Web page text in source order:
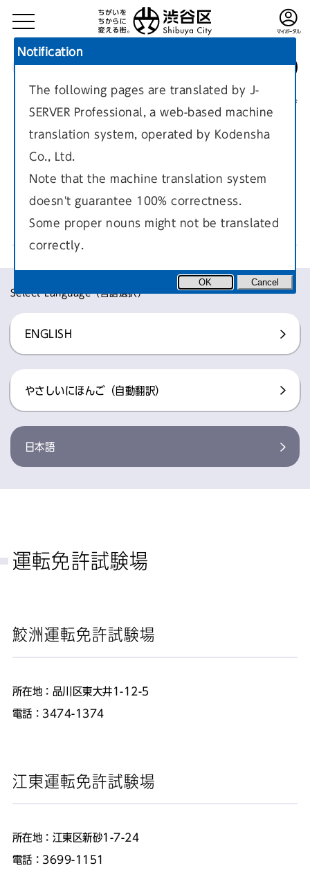
現在のページ
自動車
Select Language（言語選択）
ENGLISH
やさしいにほんご（自動翻訳）
日本語
運転免許試験場
鮫洲運転免許試験場
所在地：品川区東大井1-12-5
電話：3474-1374
江東運転免許試験場
所在地：江東区新砂1-7-24
電話：3699-1151
Notification
The following pages are translated by J-
SERVER Professional, a web-based machine
translation system, operated by Kodensha
Co., Ltd.
Note that the machine translation system
doesn't guarantee 100% correctness.
Some proper nouns might not be translated
correctly.
OK Cancel